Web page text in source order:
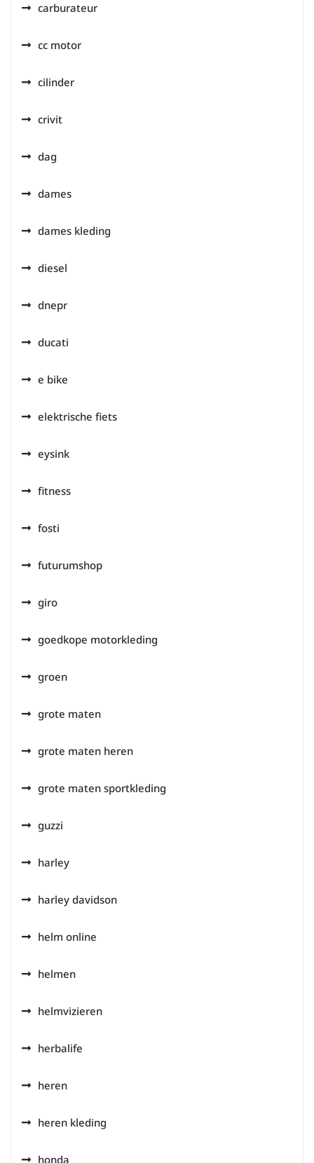
carburateur
cc motor
cilinder
crivit
dag
dames
dames kleding
diesel
dnepr
ducati
e bike
elektrische fiets
eysink
fitness
fosti
futurumshop
giro
goedkope motorkleding
groen
grote maten
grote maten heren
grote maten sportkleding
guzzi
harley
harley davidson
helm online
helmen
helmvizieren
herbalife
heren
heren kleding
honda